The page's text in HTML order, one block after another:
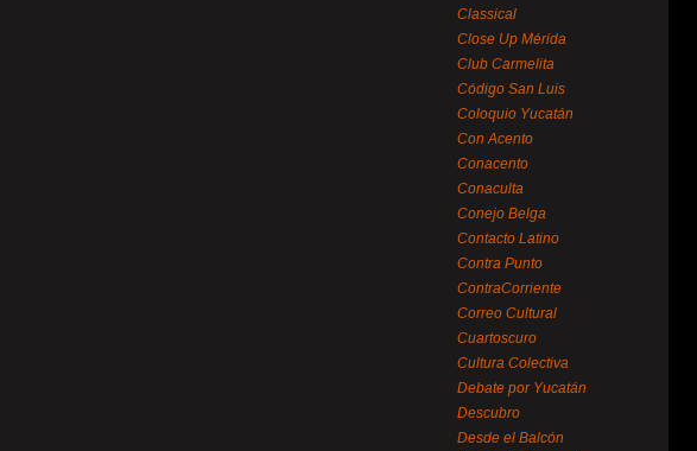
Classical
Close Up Mérida
Club Carmelita
Código San Luis
Coloquio Yucatán
Con Acento
Conacento
Conaculta
Conejo Belga
Contacto Latino
Contra Punto
ContraCorriente
Correo Cultural
Cuartoscuro
Cultura Colectiva
Debate por Yucatán
Descubro
Desde el Balcón